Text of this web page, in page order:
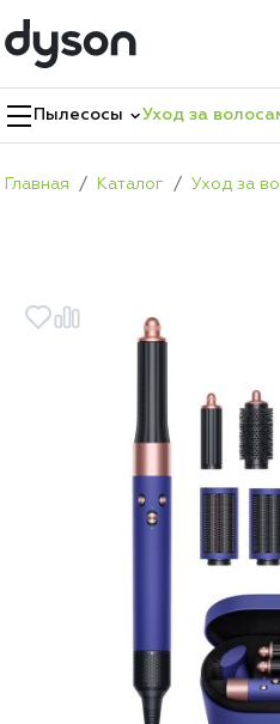
Пылесосы Уход за
Главная Каталог Уход за